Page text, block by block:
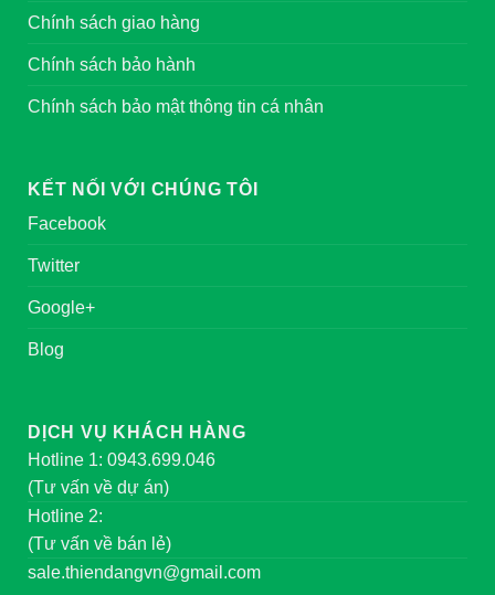
Chính sách giao hàng
Chính sách bảo hành
Chính sách bảo mật thông tin cá nhân
KẾT NỐI VỚI CHÚNG TÔI
Facebook
Twitter
Google+
Blog
DỊCH VỤ KHÁCH HÀNG
Hotline 1: 0943.699.046
(Tư vấn về dự án)
Hotline 2:
(Tư vấn về bán lẻ)
sale.thiendangvn@gmail.com